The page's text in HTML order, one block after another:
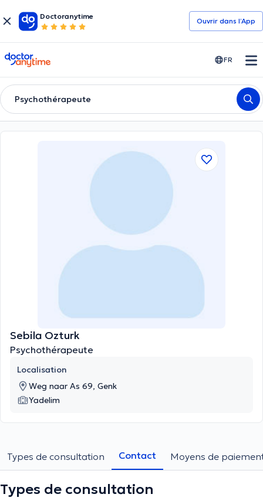
Doctoranytime
Ouvrir dans l’App
doctoranytime FR
Psychothérapeute
Sebila Ozturk
Psychothérapeute
Localisation
Weg naar As 69, Genk
Yadelim
Types de consultation Contact Moyens de
Types de consultation